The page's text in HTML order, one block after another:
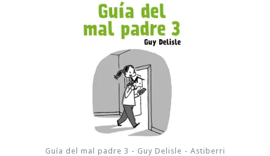
Guía del mal padre 3 - Guy Delisle - Astiberri